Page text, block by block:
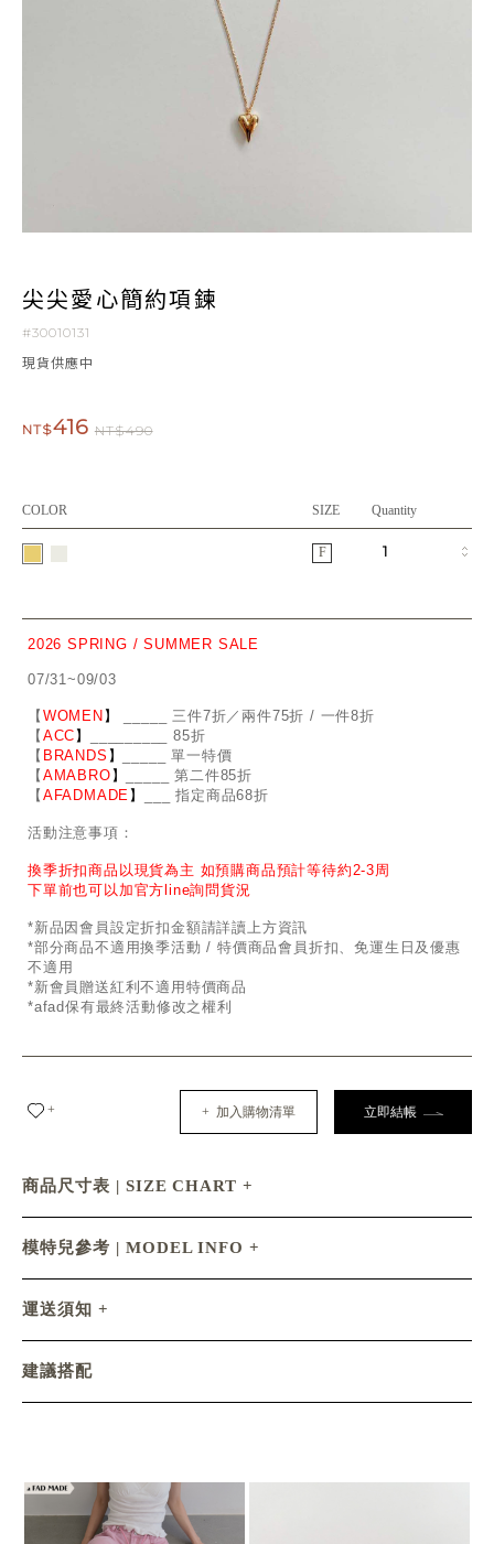
尖尖愛心簡約項鍊
#30010131
現貨供應中
NT$416 NT$490
COLOR SIZE Quantity
F
2026 SPRING / SUMMER SALE
07/31~09/03
【 WOMEN 】
___ 三件7折／兩件75折 / 一件8折
【 ACC 】
____ 85折
【 BRANDS 】
_ 單一特價
【 AMABRO 】
_ 第二件85折
【 AFADMADE 】 ___ 指定商品68折
活動注意事項：
換季折扣商品以現貨為主 如預購商品預計等待約2-3周
下單前也可以加官方line詢問貨況
*新品因會員設定折扣金額請詳讀上方資訊
*部分商品不適用換季活動 / 特價商品會員折扣、免運生日及優惠
不適用
*新會員贈送紅利不適用特價商品
*afad保有最終活動修改之權利
+ + 加入購物清單 立即結帳
商品尺寸表 | SIZE CHART
模特兒參考 | MODEL INFO
運送須知
建議搭配